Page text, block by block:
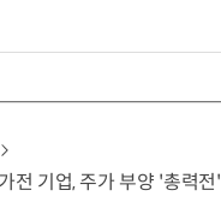
전 기업, 주가 부양 '총력전'